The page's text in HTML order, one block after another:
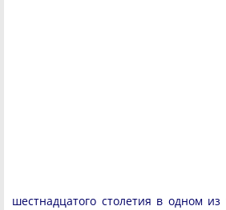
шестнадцатого столетия в одном